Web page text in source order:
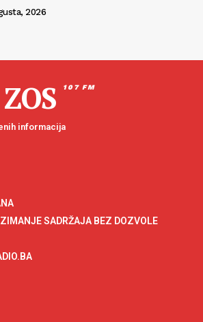
2026
107 FM
informacija
SADRŽAJA BEZ DOZVOLE